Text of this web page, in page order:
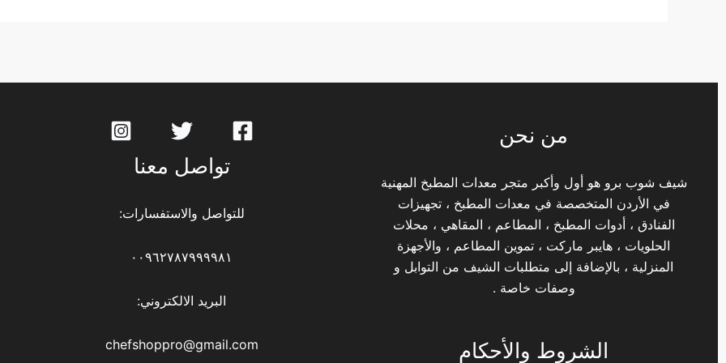
من نحن
شيف شوب برو هو أول وأكبر متجر معدات المطبخ المهنية
في الأردن المتخصصة في معدات المطبخ ، تجهيزات
الفنادق ، أدوات المطبخ ، المطاعم ، المقاهي ، محلات
الحلويات ، هايبر ماركت ، تموين المطاعم ، والأجهزة
المنزلية ، بالإضافة إلى متطلبات الشيف من التوابل و
وصفات خاصة .
الشروط والأحكام
تواصل معنا
للتواصل والاستفسارات:
٠٠٩٦٢٧٨٧٩٩٩٩٨١
البريد الالكتروني:
chefshoppro@gmail.com